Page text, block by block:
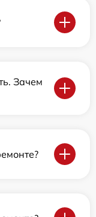
Зачем